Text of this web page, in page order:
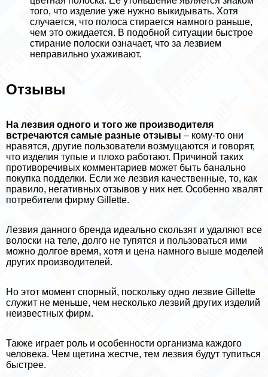
того, что изделие уже нужно выкидывать. Хотя
случается, что полоса стирается намного раньше,
чем это ожидается. В подобной ситуации быстрое
стирание полоски означает, что за лезвием
неправильно ухаживают.
Отзывы
На лезвия одного и того же производителя
встречаются самые разные отзывы – кому-то они
нравятся, другие пользователи возмущаются и говорят,
что изделия тупые и плохо работают. Причиной таких
противоречивых комментариев может быть бaнaльно
покупка подделки. Если же лезвия качественные, то, как
правило, негативных отзывов у них нет. Особенно хвалят
потребители фирму Gillette.
Лезвия данного бренда идеально скользят и удаляют все
волоски на теле, долго не тупятся и пользоваться ими
можно долгое время, хотя и цена намного выше моделей
других производителей.
Но этот момент спopный, поскольку одно лезвие Gillette
служит не меньше, чем несколько лезвий других изделий
неизвестных фирм.
Также играет роль и особенности организма каждого
человека. Чем щетина жестче, тем лезвия будут тупиться
быстрее.